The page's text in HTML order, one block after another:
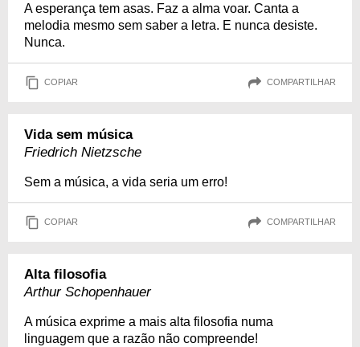
A esperança tem asas. Faz a alma voar. Canta a
melodia mesmo sem saber a letra. E nunca desiste.
Nunca.
COPIAR COMPARTILHAR
Vida sem música
Friedrich Nietzsche
Sem a música, a vida seria um erro!
COPIAR COMPARTILHAR
Alta filosofia
Arthur Schopenhauer
A música exprime a mais alta filosofia numa
linguagem que a razão não compreende!